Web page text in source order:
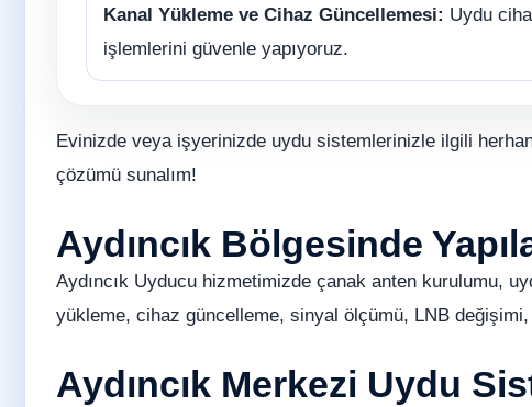
Kanal Yükleme ve Cihaz Güncellemesi: Uydu
işlemlerini güvenle yapıyoruz.
Evinizde veya işyerinizde uydu sistemlerinizle ilgili
çözümü sunalım!
Aydıncık Bölgesinde
Aydıncık Uyducu hizmetimizde çanak anten kurulumu,
yükleme, cihaz güncelleme, sinyal ölçümü, LNB
Aydıncık Merkezi Uydu